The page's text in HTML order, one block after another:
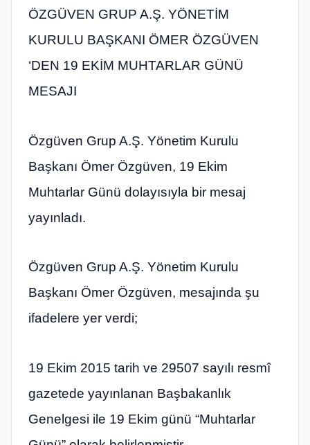
ÖZGÜVEN GRUP A.Ş. YÖNETİM
KURULU BAŞKANI ÖMER ÖZGÜVEN
‘DEN 19 EKİM MUHTARLAR GÜNÜ
MESAJI
Özgüven Grup A.Ş. Yönetim Kurulu
Başkanı Ömer Özgüven, 19 Ekim
Muhtarlar Günü dolayısıyla bir mesaj
yayınladı.
Özgüven Grup A.Ş. Yönetim Kurulu
Başkanı Ömer Özgüven, mesajında şu
ifadelere yer verdi;
19 Ekim 2015 tarih ve 29507 sayılı resmî
gazetede yayınlanan Başbakanlık
Genelgesi ile 19 Ekim günü “Muhtarlar